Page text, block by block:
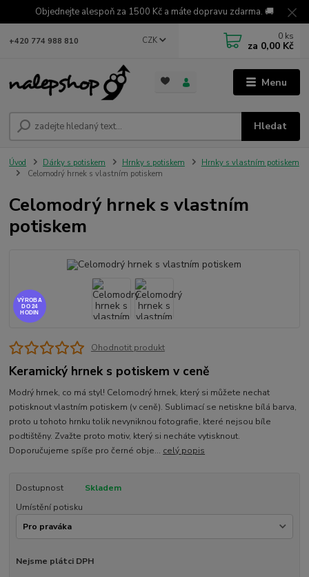
Objednejte alespoň za 1500 Kč a máte dopravu zdarma. 🚚
Menu
CZK
Hledat
+420 774 988 810 0 ks
za 0,00 Kč
Úvod Dárky s potiskem Hrnky s potiskem
Hrnky s vlastním potiskem
Celomodrý hrnek s vlastním potiskem
Celomodrý hrnek s vlastním
potiskem
Ohodnotit produkt
Keramický hrnek s potiskem v ceně
Modrý hrnek, co má styl! Celomodrý hrnek, který si můžete nechat
potisknout vlastním potiskem (v ceně). Sublimací se netiskne bílá barva,
proto u tohoto hrnku tolik nevyniknou fotografie, které nejsou bíle
podtištěny. Zvažte proto motiv, který si necháte vytisknout.
Doporučujeme spíše pro černé obje... celý popis
Dostupnost
Skladem
Umístění potisku
Nejsme plátci DPH
VÝROBA
DO 24
HODIN